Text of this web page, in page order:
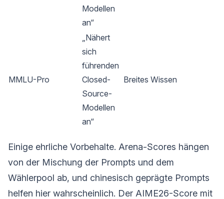
Modellen
an“
MMLU-Pro
„Nähert
sich
führenden
Closed-
Source-
Modellen
an“
Breites Wissen
Einige ehrliche Vorbehalte. Arena-Scores hängen
von der Mischung der Prompts und dem
Wählerpool ab, und chinesisch geprägte Prompts
helfen hier wahrscheinlich. Der AIME26-Score mit